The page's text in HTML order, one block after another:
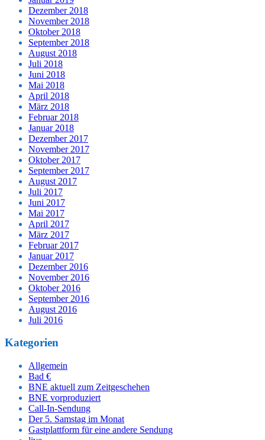
Dezember 2018
November 2018
Oktober 2018
September 2018
August 2018
Juli 2018
Juni 2018
Mai 2018
April 2018
März 2018
Februar 2018
Januar 2018
Dezember 2017
November 2017
Oktober 2017
September 2017
August 2017
Juli 2017
Juni 2017
Mai 2017
April 2017
März 2017
Februar 2017
Januar 2017
Dezember 2016
November 2016
Oktober 2016
September 2016
August 2016
Juli 2016
Kategorien
Allgemein
Bad €
BNE aktuell zum Zeitgeschehen
BNE vorproduziert
Call-In-Sendung
Der 5. Samstag im Monat
Gastplattform für eine andere Sendung